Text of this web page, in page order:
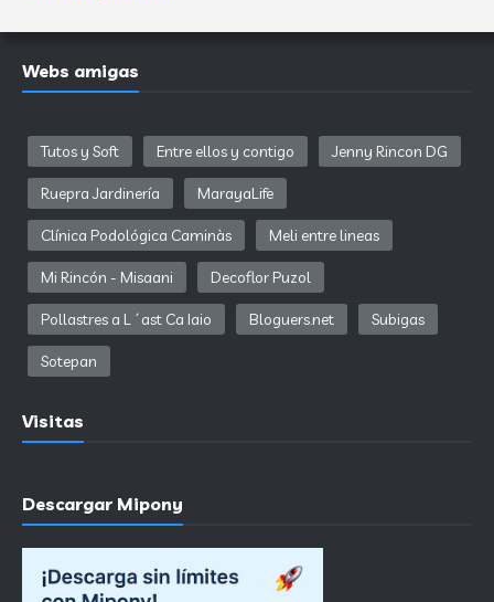
Webs amigas
Tutos y Soft Entre ellos y contigo Jenny Rincon DG
Ruepra Jardinería MarayaLife
Clínica Podológica Caminàs Meli entre lineas
Mi Rincón - Misaani Decoflor Puzol
Pollastres a L´ast Ca Iaio Bloguers.net Subigas
Sotepan
Visitas
Descargar Mipony